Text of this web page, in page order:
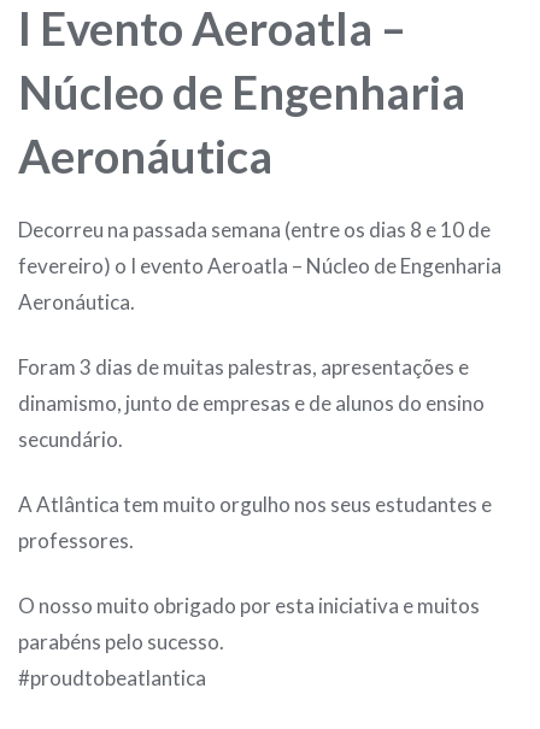
I Evento Aeroatla –
Núcleo de Engenharia
Aeronáutica
Decorreu na passada semana (entre os dias 8 e 10 de
fevereiro) o I evento Aeroatla – Núcleo de Engenharia
Aeronáutica.
Foram 3 dias de muitas palestras, apresentações e
dinamismo, junto de empresas e de alunos do ensino
secundário.
A Atlântica tem muito orgulho nos seus estudantes e
professores.
O nosso muito obrigado por esta iniciativa e muitos
parabéns pelo sucesso.
#proudtobeatlantica